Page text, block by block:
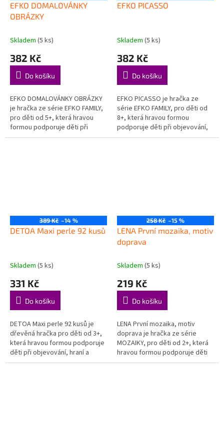
EFKO DOMALOVÁNKY
OBRÁZKY
Skladem (5 ks)
382 Kč
Do košíku
EFKO DOMALOVÁNKY OBRÁZKY
je hračka ze série EFKO FAMILY,
pro děti od 5+, která hravou
formou podporuje děti při
objevování, hraní a rozvoji
EFKO PICASSO
Skladem (5 ks)
382 Kč
Do košíku
EFKO PICASSO je hračka ze
série EFKO FAMILY, pro děti od
8+, která hravou formou
podporuje děti při objevování,
hraní a rozvoji důležitých
389 Kč –14 %
DETOA Maxi perle 92 kusů
Skladem (5 ks)
331 Kč
Do košíku
DETOA Maxi perle 92 kusů je
dřevěná hračka pro děti od 3+,
která hravou formou podporuje
děti při objevování, hraní a
rozvoji důležitých dovedností.
258 Kč –15 %
LENA První mozaika, motiv
doprava
Skladem (5 ks)
219 Kč
Do košíku
LENA První mozaika, motiv
doprava je hračka ze série
MOZAIKY, pro děti od 2+, která
hravou formou podporuje děti
při objevování, hraní a rozvoji